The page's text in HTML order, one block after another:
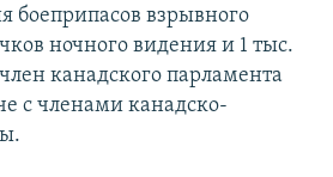
боеприпасов взрывного
ночного видения и 1 тыс.
канадского парламента
с членами канадско-